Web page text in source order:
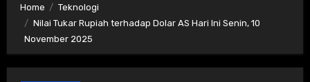
Home
Teknologi
Nilai Tukar Rupiah terhadap Dolar AS Hari Ini Senin, 10
November 2025